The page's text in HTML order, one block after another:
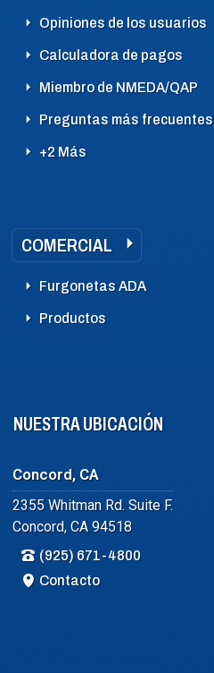
Opiniones de los usuarios
Calculadora de pagos
Miembro de NMEDA/QAP
Preguntas más frecuentes
+2 Más
COMERCIAL
Furgonetas ADA
Productos
NUESTRA UBICACIÓN
Concord, CA
2355 Whitman Rd. Suite F.
Concord, CA 94518
(925) 671-4800
Contacto